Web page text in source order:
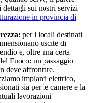
dettagli sui nostri servizi
in provincia di
per i locali destinati
uscite di
e, oltre una certa
Fuoco: un passaggio
deve affrontare.
impianti elettrico,
sia per le camere e la
lavorazioni